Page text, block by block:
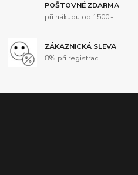
POŠTOVNÉ ZDARMA
při nákupu od 1500,-
ZÁKAZNICKÁ SLEVA
8% při registraci